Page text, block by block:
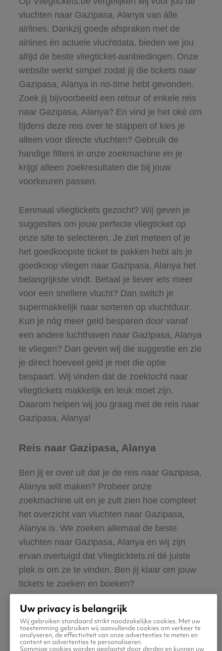
vluchten naar Gazipasa, Alanya van álle
airlines. Dankzij goede afspraken met de
airlines én actuele vluchtdata, bieden we jou
altijd de beste vliegticket-aanbiedingen. Onze
website werkt simpel zodat jij die tickets naar
Gazipasa, Alanya in no-time hebt gevonden.
Zoek jij bijvoorbeeld een retour of enkele reis
naar Gazipasa, Alanya? En vind je het oké om
tijdens deze reis over te stappen of kies je
alleen voor directe vluchten? Gebruik de
handige filters in onze zoekmachine en je
krijgt alleen zoekresultaten die bij jouw
voorkeuren passen.
Eenmaal vliegtickets gezocht? Wij geven je
suggesties om jouw perfecte vliegticket op
onze site te selecteren. Je ziet meteen of je
het goedkoopste ticket te pakken hebt als je
goedkoop vliegen naar Gazipasa, Alanya het
belangrijkste vindt. Betaal je liever iets meer
voor een snellere vlucht? Dan switch je
supermakkelijk naar sorteren op vluchtduur.
Kun je nóg meer geld besparen door vanaf
een andere luchthaven naar Gazipasa, Alanya
te vliegen? Dan geven wij die suggestie en zie
je direct hoeveel geld je met die optie
bespaart. Wij vinden dat de zoektocht naar
vliegtickets makkelijk en leuk moet zijn.
Daarom helpen wij jou graag met de reis naar
Gazipasa, Alanya!
Reis naar Gazipasa, Alanya
Ben jij er over uit dat je de reis naar Gazipasa,
Alanya wilt maken? Probeer onze
zoekmachine uit en je zult zien hoe compleet
het overzicht van vluchten naar Gazipasa,
Alanya is. We zoeken allemaal de beste
vluchten naar Gazipasa, Alanya en wij zijn
ervan overtuigd dat Vliegticktets.nl dé juiste
plek is om ze te vinden. Ben jij klaar om jouw
tickets te zoeken en boeken?
Uw privacy is belangrijk
Wij gebruiken standaard strikt noodzakelijke cookies. Met uw
toestemming gebruiken wij aanvullende cookies om verkeer te
analyseren, de effectiviteit van onze advertenties te meten en
content en advertenties te personaliseren.
Sommige cookies worden geplaatst door derden en kunnen uw